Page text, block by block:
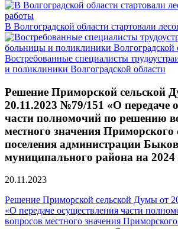
В Волгоградской области стартовали
Востребованные специалисты
и поликлиники Волгоградской области
Решение Приморской сельской
20.11.2023 №79/151 «О передаче
части полномочий по решению
местного значения Приморского
поселения администрации
муниципального района на 2024
20.11.2023
Решение Приморской сельской Думы от
«О передаче осуществления части
вопросов местного значения Приморского